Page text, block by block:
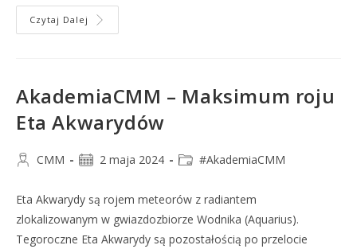
Czytaj Dalej
AkademiaCMM – Maksimum roju
Eta Akwarydów
CMM 2 maja 2024 #AkademiaCMM
Eta Akwarydy są rojem meteorów z radiantem
zlokalizowanym w gwiazdozbiorze Wodnika (Aquarius).
Tegoroczne Eta Akwarydy są pozostałością po przelocie